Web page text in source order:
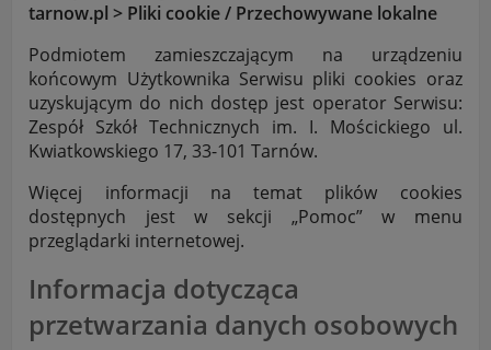
tarnow.pl > Pliki cookie / Przechowywane lokalne
Podmiotem zamieszczającym na urządzeniu
końcowym Użytkownika Serwisu pliki cookies oraz
uzyskującym do nich dostęp jest operator Serwisu:
Zespół Szkół Technicznych im. I. Mościckiego ul.
Kwiatkowskiego 17, 33-101 Tarnów.
Więcej informacji na temat plików cookies
dostępnych jest w sekcji „Pomoc” w menu
przeglądarki internetowej.
Informacja dotycząca
przetwarzania danych osobowych